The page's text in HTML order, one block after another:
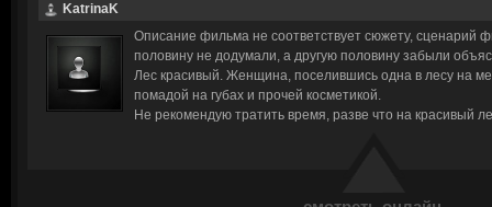
KatrinaK
Описание фильма не соответствует сюжету, сценарий
половину не додумали, а другую половину забыли
Лес красивый. Женщина, поселившись одна в лесу на
помадой на губах и прочей косметикой.
Не рекомендую тратить время, разве что на красивый